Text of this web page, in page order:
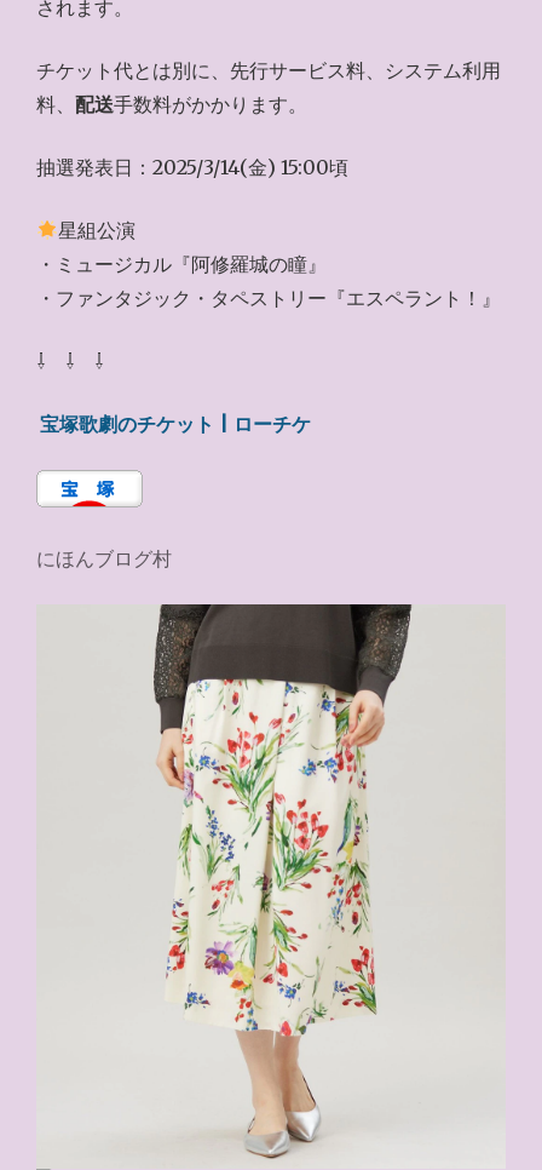
されます。
チケット代とは別に、先行サービス料、システム利用
料、 配送手数料がかかります。
抽選発表日：2025/3/14(金) 15:00頃
星組公演
・ミュージカル『阿修羅城の瞳』
・ファンタジック・タペストリー『エスペラント！』
⇩ ⇩ ⇩
宝塚歌劇のチケット | ローチケ
にほんブログ村